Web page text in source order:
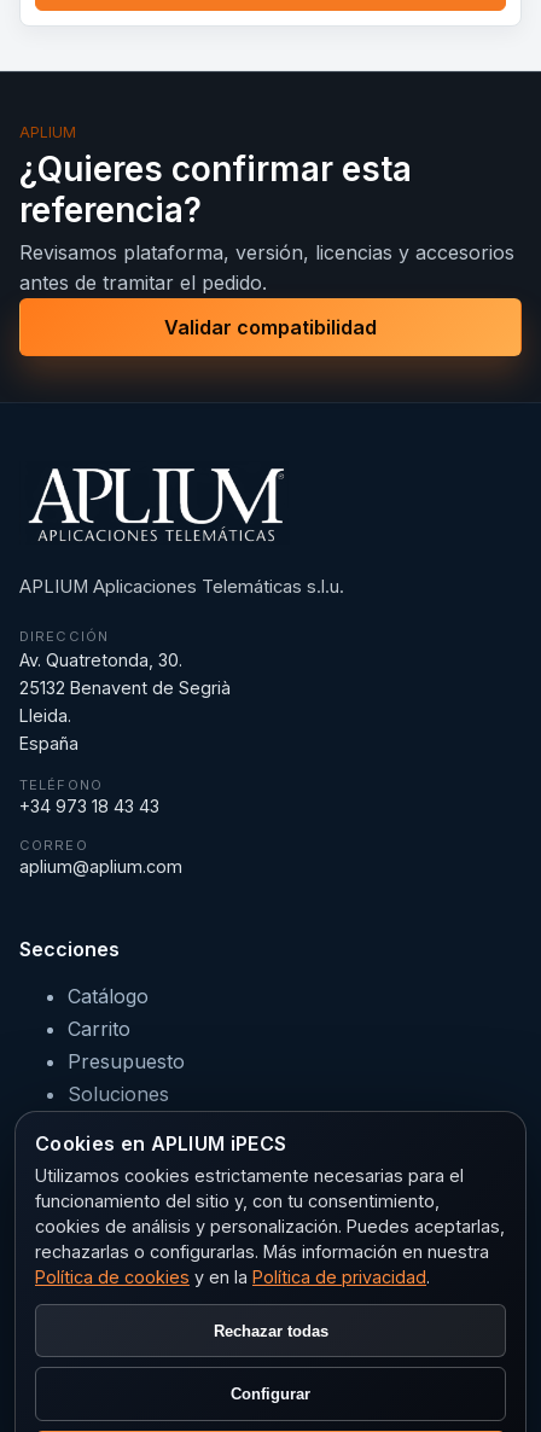
APLIUM
¿Quieres confirmar esta
referencia?
Revisamos plataforma, versión, licencias y accesorios
antes de tramitar el pedido.
Validar compatibilidad
APLIUM Aplicaciones Telemáticas s.l.u.
DIRECCIÓN
Av. Quatretonda, 30.
25132 Benavent de Segrià
Lleida.
España
TELÉFONO
+34 973 18 43 43
CORREO
aplium@aplium.com
Secciones
Catálogo
Carrito
Presupuesto
Soluciones
Sectores
Legal
Aviso legal
Política de cookies
Configurar cookies
Cookies en APLIUM iPECS
Utilizamos cookies estrictamente necesarias para el
funcionamiento del sitio y, con tu consentimiento,
cookies de análisis y personalización. Puedes aceptarlas,
rechazarlas o configurarlas. Más información en nuestra
Política de cookies y en la Política de privacidad.
Rechazar todas
Configurar